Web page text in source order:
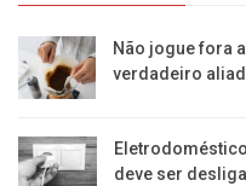
Não jogue fora
verdadeiro
deve ser